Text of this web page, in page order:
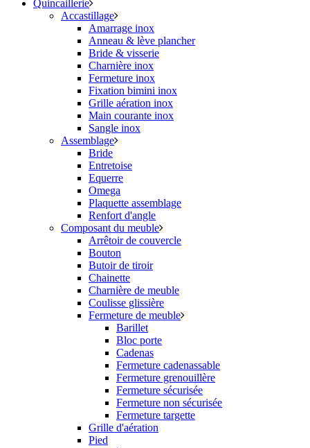
Quincaillerie
Accastillage
Amarrage inox
Anneau & lève plancher
Bride & visserie
Charnière inox
Fermeture inox
Fixation bimini inox
Grille aération inox
Main courante inox
Sangle inox
Assemblage
Bride
Entretoise
Equerre
Omega
Plaquette assemblage
Renfort d'angle
Composant du meuble
Arrêtoir de couvercle
Bouton
Butoir de tiroir
Chainette
Charnière de meuble
Coulisse glissière
Fermeture de meuble
Barillet
Bloc porte
Cadenas
Fermeture cadenassable
Fermeture grenouillère
Fermeture sécurisée
Fermeture non sécurisée
Fermeture targette
Grille d'aération
Pied